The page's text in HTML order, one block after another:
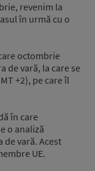
revenim la
în urmă cu o
octombrie
de vară, la care se
+2), pe care îl
în care
o analiză
vară. Acest
UE.